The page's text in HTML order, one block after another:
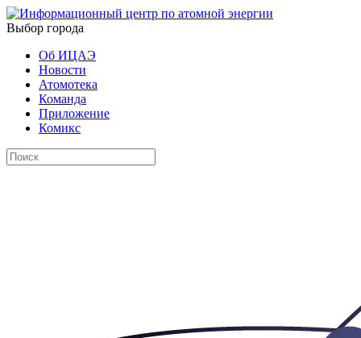
Выбор города
Об ИЦАЭ
Новости
Атомотека
Команда
Приложение
Комикс